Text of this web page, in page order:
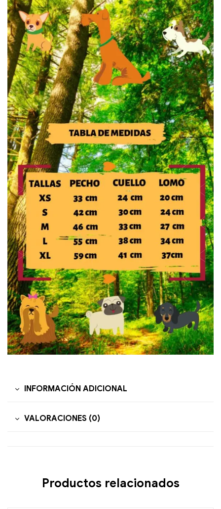
INFORMACIÓN ADICIONAL
VALORACIONES (0)
Productos relacionados